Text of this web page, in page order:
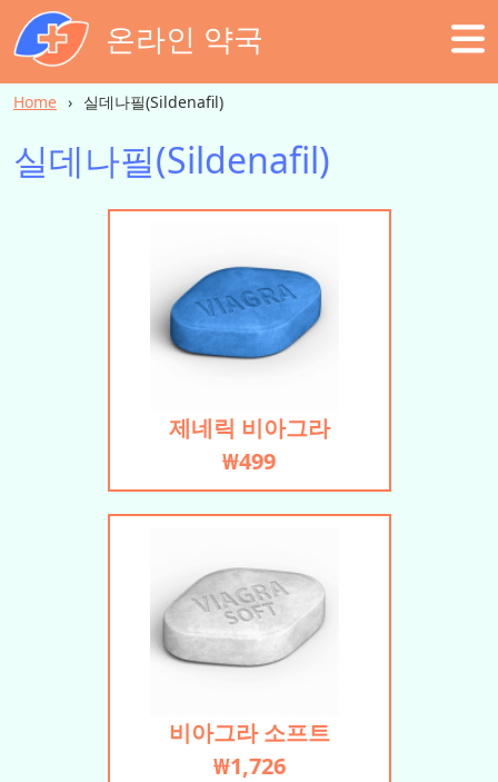
온라인 약국
Home 실데나필(Sildenafil)
실데나필(Sildenafil)
제네릭 비아그라
₩499
비아그라 소프트
₩1,726